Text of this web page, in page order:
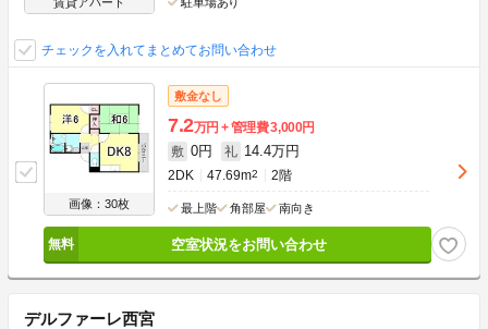
チェックを入れてまとめてお問い合わせ
画像：30枚
敷金なし
7.2万円 管理費3,000円
敷 0円 礼 14.4万円
2DK 47.69m2 2階
最上階 角部屋 南向き
空室状況をお問い合わせ
デルファーレ西宮